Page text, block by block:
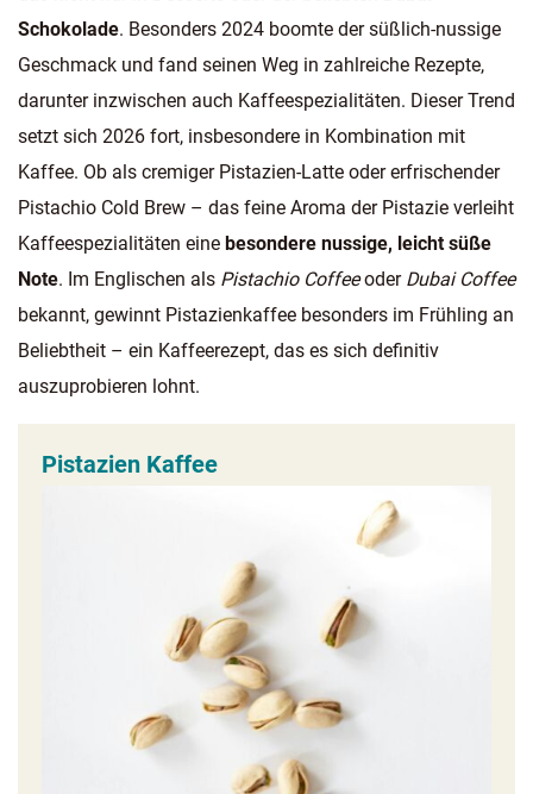
Schokolade. Besonders 2024 boomte der süßlich-nussige
Geschmack und fand seinen Weg in zahlreiche Rezepte,
darunter inzwischen auch Kaffeespezialitäten. Dieser Trend
setzt sich 2026 fort, insbesondere in Kombination mit
Kaffee. Ob als cremiger Pistazien-Latte oder erfrischender
Pistachio Cold Brew – das feine Aroma der Pistazie verleiht
Kaffeespezialitäten eine besondere nussige, leicht süße
Note. Im Englischen als Pistachio Coffeeoder Dubai Coffee
bekannt, gewinnt Pistazienkaffee besonders im Frühling an
Beliebtheit – ein Kaffeerezept, das es sich definitiv
auszuprobieren lohnt.
Pistazien Kaffee